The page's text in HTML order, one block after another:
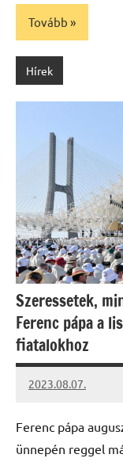
Tovább
Hírek
Szeressetek,
Ferenc pápa a
fiatalokhoz
2023.08.07.
kovacs.agi
Ferenc pápa
ünnepén reggel